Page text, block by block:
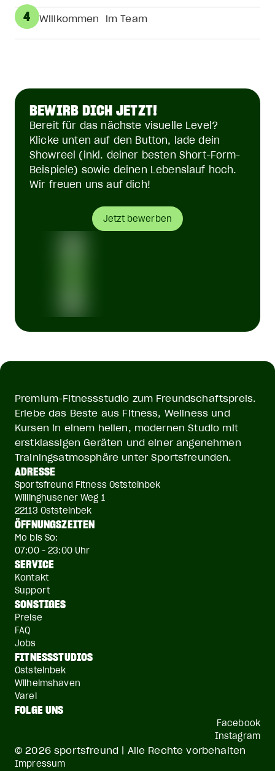
4 Willkommen im Team
BEWIRB DICH JETZT!
Bereit für das nächste visuelle Level?
Klicke unten auf den Button, lade dein
Showreel (inkl. deiner besten Short-Form-
Beispiele) sowie deinen Lebenslauf hoch.
Wir freuen uns auf dich!
Jetzt bewerben
Premium-Fitnessstudio zum Freundschaftspreis.
Erlebe das Beste aus Fitness, Wellness und
Kursen in einem hellen, modernen Studio mit
erstklassigen Geräten und einer angenehmen
Trainingsatmosphäre unter Sportsfreunden.
ADRESSE
Sportsfreund Fitness Oststeinbek
Willinghusener Weg 1
22113 Oststeinbek
ÖFFNUNGSZEITEN
Mo bis So:
07:00 - 23:00 Uhr
SERVICE
Kontakt
Support
SONSTIGES
Preise
FAQ
Jobs
FITNESSSTUDIOS
Oststeinbek
Wilhelmshaven
Varel
FOLGE UNS
Facebook
Instagram
© 2026 sportsfreund | Alle Rechte vorbehalten
Impressum